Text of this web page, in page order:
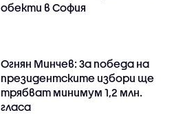
обекти в София
Огнян Минчев: За победа на
президентските избори ще
трябват минимум 1,2 млн.
гласа